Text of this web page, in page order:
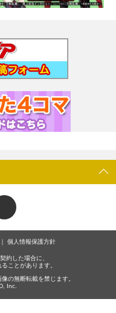
個人情報保護方針
約した場合に、
ことがあります。
の無断転載を禁じます。
Inc.